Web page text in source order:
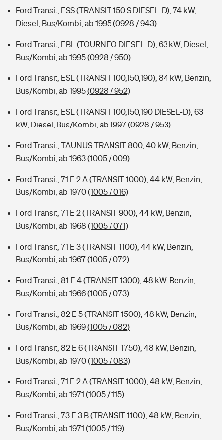
Ford Transit, ESS (TRANSIT 150 S DIESEL-D), 74 kW,
Diesel, Bus/Kombi, ab 1995(0928 / 943)
Ford Transit, EBL (TOURNEO DIESEL-D), 63 kW, Diesel,
Bus/Kombi, ab 1995(0928 / 950)
Ford Transit, ESL (TRANSIT 100,150,190), 84 kW, Benzin,
Bus/Kombi, ab 1995(0928 / 952)
Ford Transit, ESL (TRANSIT 100,150,190 DIESEL-D), 63
kW, Diesel, Bus/Kombi, ab 1997(0928 / 953)
Ford Transit, TAUNUS TRANSIT 800, 40 kW, Benzin,
Bus/Kombi, ab 1963(1005 / 009)
Ford Transit, 71 E 2 A (TRANSIT 1000), 44 kW, Benzin,
Bus/Kombi, ab 1970(1005 / 016)
Ford Transit, 71 E 2 (TRANSIT 900), 44 kW, Benzin,
Bus/Kombi, ab 1968 (1005 / 071)
Ford Transit, 71 E 3 (TRANSIT 1100), 44 kW, Benzin,
Bus/Kombi, ab 1967(1005 / 072)
Ford Transit, 81 E 4 (TRANSIT 1300), 48 kW, Benzin,
Bus/Kombi, ab 1966(1005 / 073)
Ford Transit, 82 E 5 (TRANSIT 1500), 48 kW, Benzin,
Bus/Kombi, ab 1969(1005 / 082)
Ford Transit, 82 E 6 (TRANSIT 1750), 48 kW, Benzin,
Bus/Kombi, ab 1970(1005 / 083)
Ford Transit, 71 E 2 A (TRANSIT 1000), 48 kW, Benzin,
Bus/Kombi, ab 1971 (1005 / 115)
Ford Transit, 73 E 3 B (TRANSIT 1100), 48 kW, Benzin,
Bus/Kombi, ab 1971 (1005 / 119)